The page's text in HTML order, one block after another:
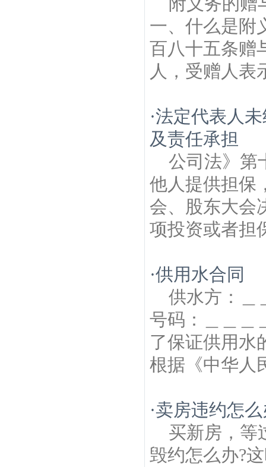
一、什么是附
百八十五条赠
人，受赠人表
·法定代表人
及责任承担
公司法》第
他人提供担保
会、股东大会
项投资或者担
·供用水合同
供水方
号码：＿
了保证供用水
根据《中华人
·卖房违约怎
买新房，等
毁约怎么办?